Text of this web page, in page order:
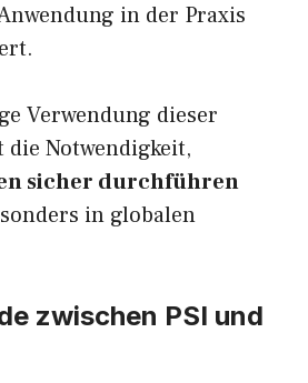
in der Praxis
Verwendung dieser
Notwendigkeit,
sicher durchführen
in globalen
zwischen PSI und